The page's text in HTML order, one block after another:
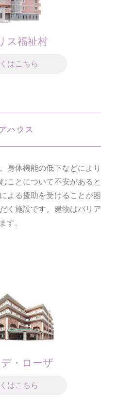
ス福祉村
はこちら
身体機能の低下などにより
ことについて不安があると
よる援助を受けることが困
く施設です。建物はバリア
す。
・ローザ
はこちら